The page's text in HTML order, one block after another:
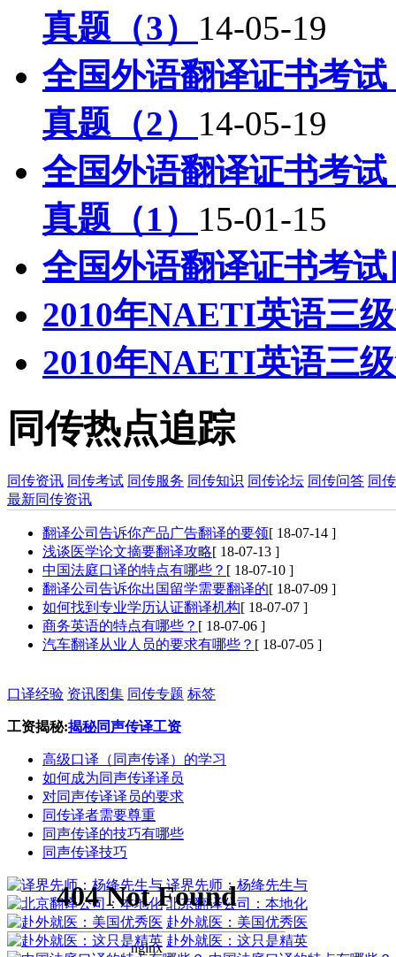
真题（3） 14-05-19
全国外语翻译证书考
真题（2） 14-05-19
全国外语翻译证书考
真题（1） 15-01-15
全国外语翻译证书考
2010年NAETI英语三
2010年NAETI英语三
同传热点追踪
同传资讯 同传考试 同传服务 同传知识 同传论坛 同传问答 同
最新同传资讯
翻译公司告诉你产品广告翻译的要领[ 18-07-14 ]
浅谈医学论文摘要翻译攻略[ 18-07-13 ]
中国法庭口译的特点有哪些？ [ 18-07-10 ]
翻译公司告诉你出国留学需要翻译的[ 18-07-09 ]
如何找到专业学历认证翻译机构[ 18-07-07 ]
商务英语的特点有哪些？ [ 18-07-06 ]
汽车翻译从业人员的要求有哪些？ [ 18-07-05 ]
口译经验 资讯图集 同传专题 标签
工资揭秘:揭秘同声传译工资
高级口译（同声传译）的学习
如何成为同声传译译员
对同声传译译员的要求
同传译者需要尊重
同声传译的技巧有哪些
同声传译技巧
译界先师：杨绛先生与
北京翻译公司：本地化
赴外就医：美国优秀医
赴外就医：这只是精英